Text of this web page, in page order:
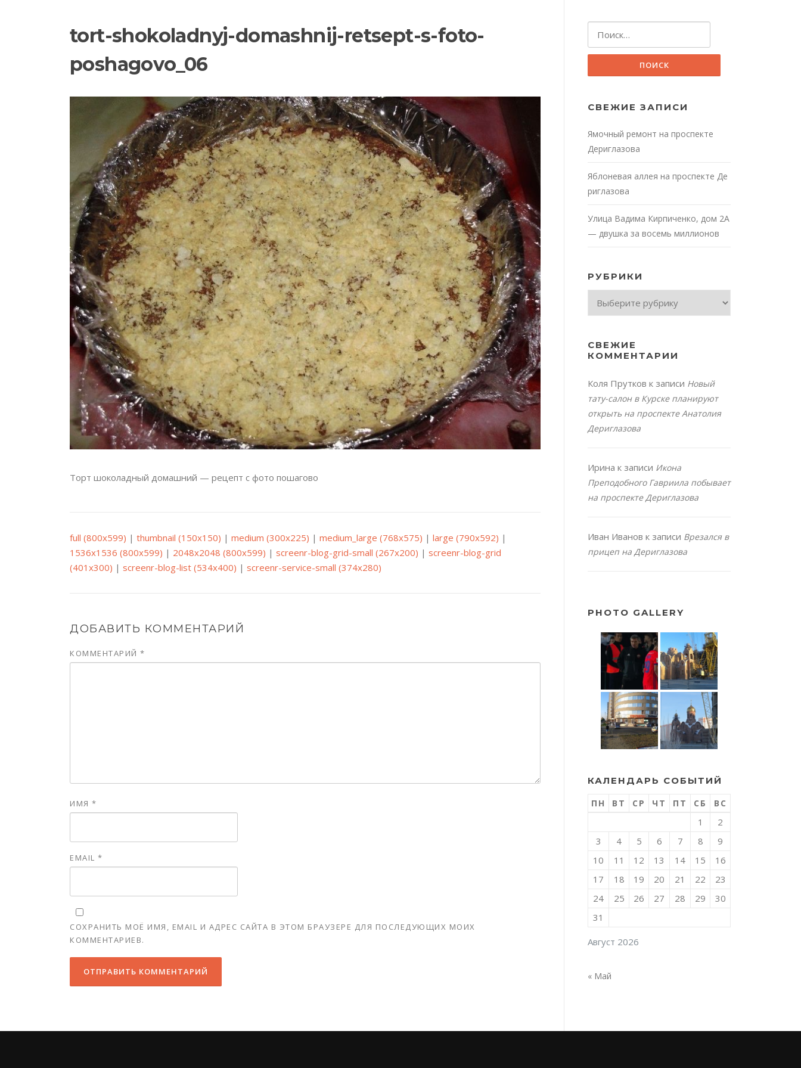
tort-shokoladnyj-domashnij-retsept-s-foto-
poshagovo_06
Торт шоколадный домашний — рецепт с фото пошагово
full (800x599) | thumbnail (150x150) | medium (300x225) | medium_large (768x575) | large (790x592) |
1536x1536 (800x599) | 2048x2048 (800x599) | screenr-blog-grid-small (267x200) | screenr-blog-grid
(401x300) | screenr-blog-list (534x400) | screenr-service-small (374x280)
ДОБАВИТЬ КОММЕНТАРИЙ
КОММЕНТАРИЙ *
ИМЯ *
EMAIL *
СОХРАНИТЬ МОЁ ИМЯ, EMAIL И АДРЕС САЙТА В ЭТОМ БРАУЗЕРЕ ДЛЯ ПОСЛЕДУЮЩИХ МОИХ
КОММЕНТАРИЕВ.
СВЕЖИЕ ЗАПИСИ
Ямочный ремонт на проспекте
Дериглазова
Яблоневая аллея на проспекте Де
риглазова
Улица Вадима Кирпиченко, дом 2А
— двушка за восемь миллионов
РУБРИКИ
СВЕЖИЕ
КОММЕНТАРИИ
Коля Прутков к записи Новый
тату-салон в Курске планируют
открыть на проспекте Анатолия
Дериглазова
Ирина к записи Икона
Преподобного Гавриила побывает
на проспекте Дериглазова
Иван Иванов к записи Врезался в
прицеп на Дериглазова
PHOTO GALLERY
КАЛЕНДАРЬ СОБЫТИЙ
Август 2026
ПН ВТ СР ЧТ ПТ СБ ВС
1
2
3
4 5 6 7 8
9
10
11 12 13 14 15
16
17
18 19 20 21 22
23
24
25 26 27 28 29
30
31
« Май